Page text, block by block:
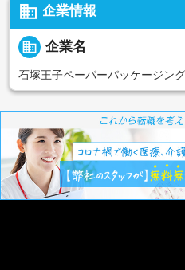
business 企業情報
business 企業名
石塚王子ペーパーパッケージン